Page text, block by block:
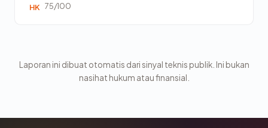
HK 75/100
Laporan ini dibuat otomatis dari sinyal teknis publik. Ini bukan
nasihat hukum atau finansial.